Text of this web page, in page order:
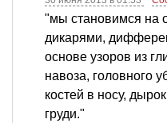
"мы становимся на
дикарями,
основе узоров из
навоза, головного
костей в носу,
груди."